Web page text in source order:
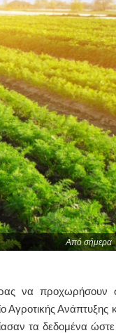
Από σήμερα
να προχωρήσουν
Αγροτικής Ανάπτυξης
τα δεδομένα ώστε